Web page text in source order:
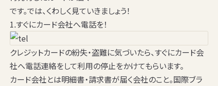
です。では、くわしく見ていきましょう！
1.すぐにカード会社へ電話を！
クレジットカードの紛失・盗難に気づいたら、すぐにカード会
社へ電話連絡をして利用の停止をかけてもらいます。
カード会社とは明細書・請求書が届く会社のこと。国際ブラ